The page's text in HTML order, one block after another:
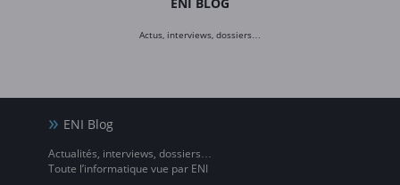
ENI BLOG
Actus, interviews, dossiers…
ENI Blog
Actualités, interviews, dossiers…
Toute l’informatique vue par ENI